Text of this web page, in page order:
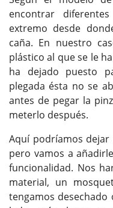
encontrar
extremo desde
caña. En nuestro
plástico al que se le
ha dejado puesto
plegada ésta no se
antes de pegar la
meterlo después.
Aquí podríamos
pero vamos a
funcionalidad. Nos
material, un
tengamos